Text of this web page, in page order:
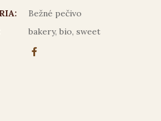
Bežné pečivo
bakery, bio, sweet